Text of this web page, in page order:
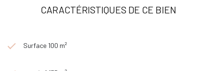
CARACTÉRISTIQUES DE CE BIEN
Surface 100 m²